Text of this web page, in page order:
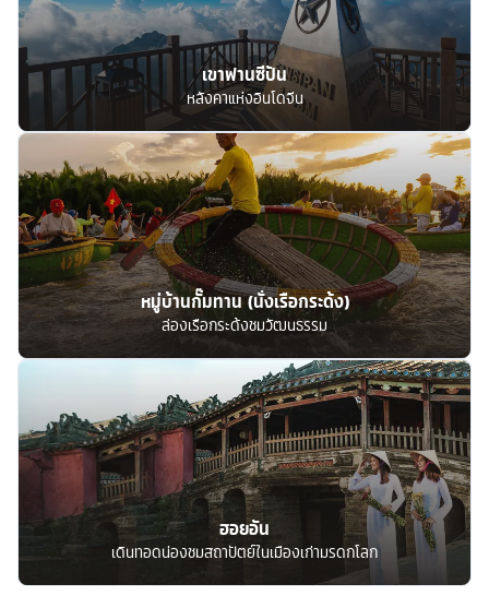
เขาฟานซีปัน
หลังคาแห่งอินโดจีน
หมู่บ้านกั๊มทาน (นั่งเรือกระด้ง)
ล่องเรือกระด้งชมวัฒนธรรม
ฮอยอัน
เดินทอดน่องชมสถาปัตย์ในเมืองเก่ามรดกโลก